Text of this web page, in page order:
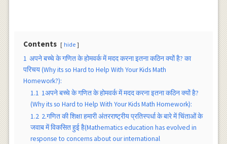
Contents hide
1 अपने बच्चे के गणित के होमवर्क में मदद करना इतना कठिन क्यों है? का
परिचय (Why its so Hard to Help With Your Kids Math
Homework?):
1.1 1अपने बच्चे के गणित के होमवर्क में मदद करना इतना कठिन क्यों है?
(Why its so Hard to Help With Your Kids Math Homework):
1.2 2.गणित की शिक्षा हमारी अंतरराष्ट्रीय प्रतिस्पर्धा के बारे में चिंताओं के
जवाब में विकसित हुई है(Mathematics education has evolved in
response to concerns about our international